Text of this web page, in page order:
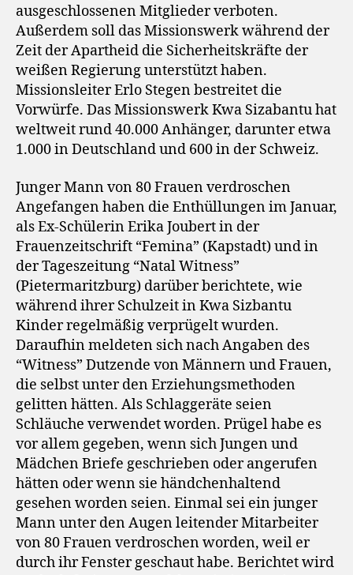
ausgeschlossenen Mitglieder verboten.
Außerdem soll das Missionswerk während der
Zeit der Apartheid die Sicherheitskräfte der
weißen Regierung unterstützt haben.
Missionsleiter Erlo Stegen bestreitet die
Vorwürfe. Das Missionswerk Kwa Sizabantu hat
weltweit rund 40.000 Anhänger, darunter etwa
1.000 in Deutschland und 600 in der Schweiz.
Junger Mann von 80 Frauen verdroschen
Angefangen haben die Enthüllungen im Januar,
als Ex-Schülerin Erika Joubert in der
Frauenzeitschrift “Femina” (Kapstadt) und in
der Tageszeitung “Natal Witness”
(Pietermaritzburg) darüber berichtete, wie
während ihrer Schulzeit in Kwa Sizbantu
Kinder regelmäßig verprügelt wurden.
Daraufhin meldeten sich nach Angaben des
“Witness” Dutzende von Männern und Frauen,
die selbst unter den Erziehungsmethoden
gelitten hätten. Als Schlaggeräte seien
Schläuche verwendet worden. Prügel habe es
vor allem gegeben, wenn sich Jungen und
Mädchen Briefe geschrieben oder angerufen
hätten oder wenn sie händchenhaltend
gesehen worden seien. Einmal sei ein junger
Mann unter den Augen leitender Mitarbeiter
von 80 Frauen verdroschen worden, weil er
durch ihr Fenster geschaut habe. Berichtet wird